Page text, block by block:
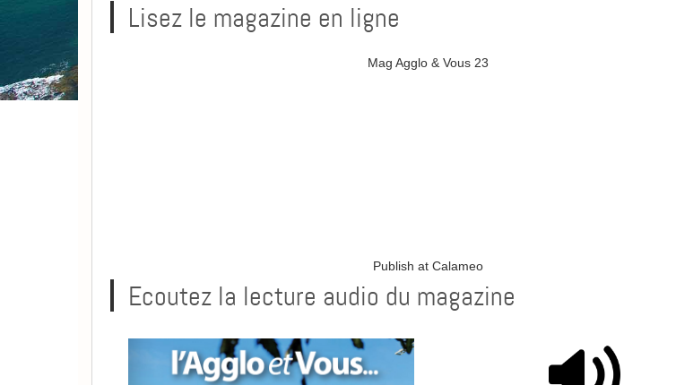
Lisez le magazine en ligne
Mag Agglo & Vous 23
Publish at Calameo
Ecoutez la lecture audio du magazine